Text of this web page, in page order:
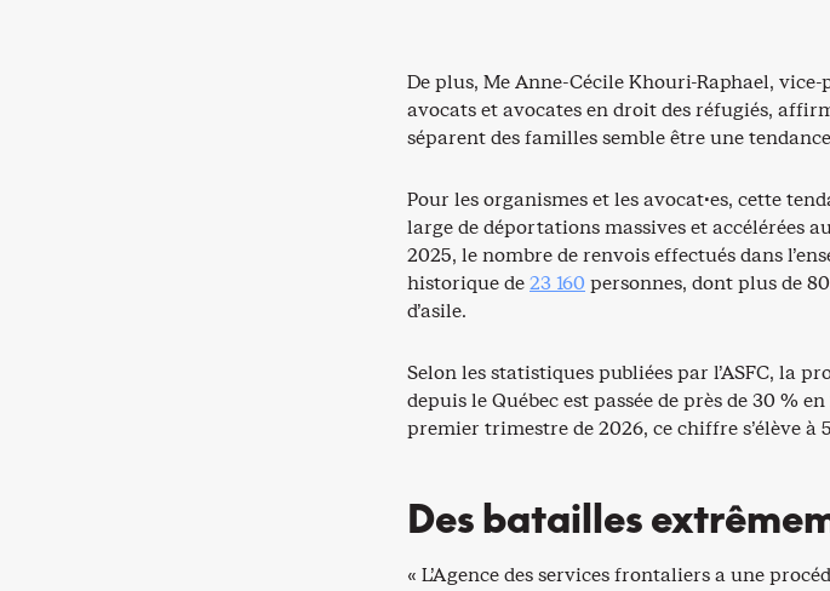
De plus, Me Anne-Cécile Khouri-Raphael, vice-
avocats et avocates en droit des réfugiés,
séparent des familles semble être une
Pour les organismes et les avocat·es, cette
large de déportations massives et accélérées
2025, le nombre de renvois effectués dans
historique de23 160 personnes, dont plus de
d’asile.
Selon les statistiques publiées par l’ASFC, la
depuis le Québec est passée de près de 30 %
premier trimestre de 2026, ce chiffre s’élève à
Des batailles
« L’Agence des services frontaliers a une